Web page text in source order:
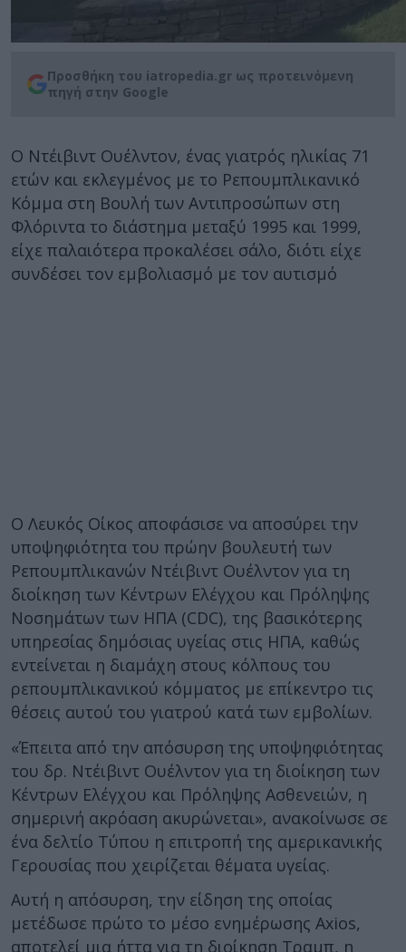
Προσθήκη του iatropedia.gr ως προτεινόμενη
πηγή στην Google
Ο Ντέιβιντ Ουέλντον, ένας γιατρός ηλικίας 71
ετών και εκλεγμένος με το Ρεπουμπλικανικό
Κόμμα στη Βουλή των Αντιπροσώπων στη
Φλόριντα το διάστημα μεταξύ 1995 και 1999,
είχε παλαιότερα προκαλέσει σάλο, διότι είχε
συνδέσει τον εμβολιασμό με τον αυτισμό
Ο Λευκός Οίκος αποφάσισε να αποσύρει την
υποψηφιότητα του πρώην βουλευτή των
Ρεπουμπλικανών Ντέιβιντ Ουέλντον για τη
διοίκηση των Κέντρων Ελέγχου και Πρόληψης
Νοσημάτων των ΗΠΑ (CDC), της βασικότερης
υπηρεσίας δημόσιας υγείας στις ΗΠΑ, καθώς
εντείνεται η διαμάχη στους κόλπους του
ρεπουμπλικανικού κόμματος με επίκεντρο τις
θέσεις αυτού του γιατρού κατά των εμβολίων.
«Έπειτα από την απόσυρση της υποψηφιότητας
του δρ. Ντέιβιντ Ουέλντον για τη διοίκηση των
Κέντρων Ελέγχου και Πρόληψης Ασθενειών, η
σημερινή ακρόαση ακυρώνεται», ανακοίνωσε σε
ένα δελτίο Τύπου η επιτροπή της αμερικανικής
Γερουσίας που χειρίζεται θέματα υγείας.
Αυτή η απόσυρση, την είδηση της οποίας
μετέδωσε πρώτο το μέσο ενημέρωσης Axios,
αποτελεί μια ήττα για τη διοίκηση Τραμπ, η